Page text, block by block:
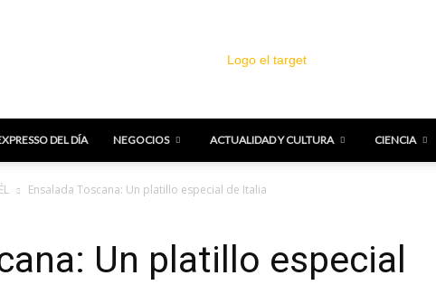
DEL DÍA NEGOCIOS ACTUALIDAD Y CULTURA CIENCIA
Ensalada Toscana: Un platillo especial de Italia
Un platillo especial